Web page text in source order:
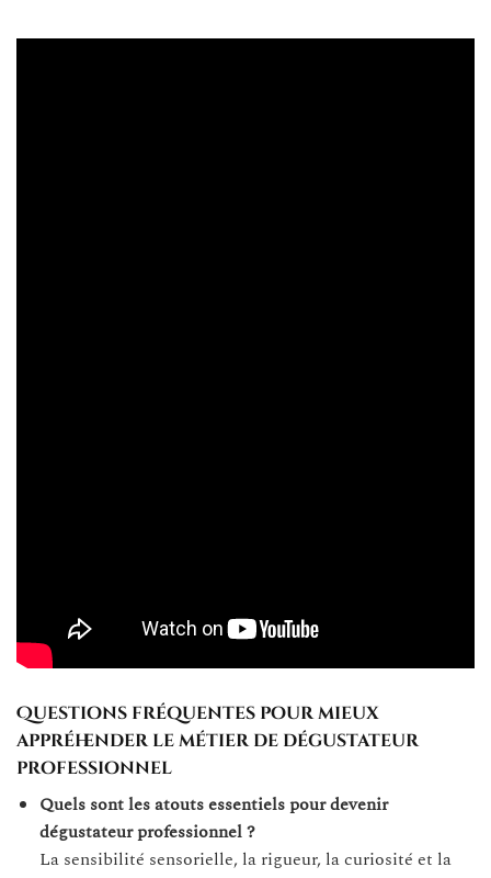
Questions fréquentes pour mieux
appréhender le métier de dégustateur
professionnel
Quels sont les atouts essentiels pour devenir
dégustateur professionnel ?
La sensibilité sensorielle, la rigueur, la curiosité et la